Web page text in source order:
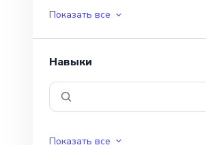
Показать все
Навыки
Показать все